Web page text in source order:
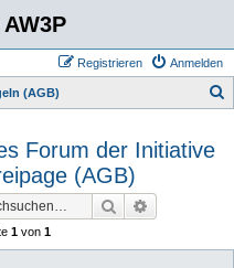
Anmelden
Registrieren
(AGB)
Forum der Initiative
(AGB)
Suche
1 von 1